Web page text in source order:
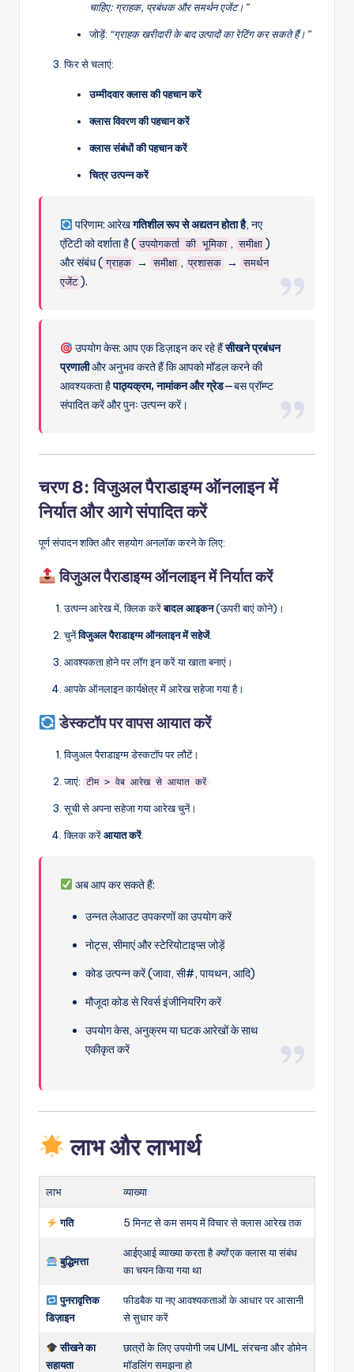
चाहिए: ग्राहक, प्रबंधक और समर्थन एजेंट।”
जोड़ें: “ग्राहक खरीदारी के बाद उत्पादों का रेटिंग कर सकते हैं।”
फिर से चलाएं:
उम्मीदवार क्लास की पहचान करें
क्लास विवरण की पहचान करें
क्लास संबंधों की पहचान करें
चित्र उत्पन्न करें
परिणाम: आरेखगतिशील रूप से अद्यतन होता है, नए
एंटिटी को दर्शाता है ( उपयोगकर्ता की भूमिका , समीक्षा )
और संबंध ( ग्राहक → समीक्षा , प्रशासक →
समर्थन
एजेंट ).
उपयोग केस: आप एक डिज़ाइन कर रहे हैंसीखने प्रबंधन
प्रणालीऔर अनुभव करते हैं कि आपको मॉडल करने की
आवश्यकता हैपाठ्यक्रम, नामांकन और ग्रेड—बस प्रॉम्प्ट
संपादित करें और पुनः उत्पन्न करें।
चरण 8: विजुअल पैराडाइग्म ऑनलाइन में
निर्यात और आगे संपादित करें
पूर्ण संपादन शक्ति और सहयोग अनलॉक करने के लिए:
विजुअल पैराडाइग्म ऑनलाइन में निर्यात करें
उत्पन्न आरेख में, क्लिक करेंबादल आइकन(ऊपरी बाएं कोने)।
चुनेंविजुअल पैराडाइग्म ऑनलाइन में सहेजें.
आवश्यकता होने पर लॉग इन करें या खाता बनाएं।
आपके ऑनलाइन कार्यक्षेत्र में आरेख सहेजा गया है।
डेस्कटॉप पर वापस आयात करें
विजुअल पैराडाइग्म डेस्कटॉप पर लौटें।
जाएं: टीम > वेब आरेख से आयात करें
सूची से अपना सहेजा गया आरेख चुनें।
क्लिक करेंआयात करें.
अब आप कर सकते हैं:
उन्नत लेआउट उपकरणों का उपयोग करें
नोट्स, सीमाएं और स्टेरियोटाइप्स जोड़ें
कोड उत्पन्न करें (जावा, सी#, पायथन, आदि)
मौजूदा कोड से रिवर्स इंजीनियरिंग करें
उपयोग केस, अनुक्रम या घटक आरेखों के साथ
एकीकृत करें
लाभ और लाभार्थ
लाभ व्याख्या
गति 5 मिनट से कम समय में विचार से क्लास आरेख तक
बुद्धिमत्ता
आईएआई व्याख्या करता हैक्योंएक क्लास या संबंध
का चयन किया गया था
पुनरावृत्तिक
डिज़ाइन
फीडबैक या नए आवश्यकताओं के आधार पर आसानी
से सुधार करें
सीखने का
सहायता
छात्रों के लिए उपयोगी जब UML संरचना और डोमेन
मॉडलिंग समझना हो